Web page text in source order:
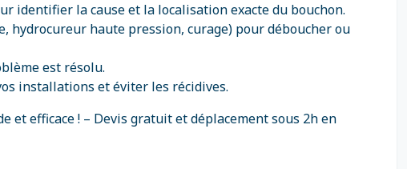
identifier la cause et la localisation exacte du bouchon.
haute pression, curage) pour déboucher ou
est résolu.
installations et éviter les récidives.
et efficace ! – Devis gratuit et déplacement sous 2h en